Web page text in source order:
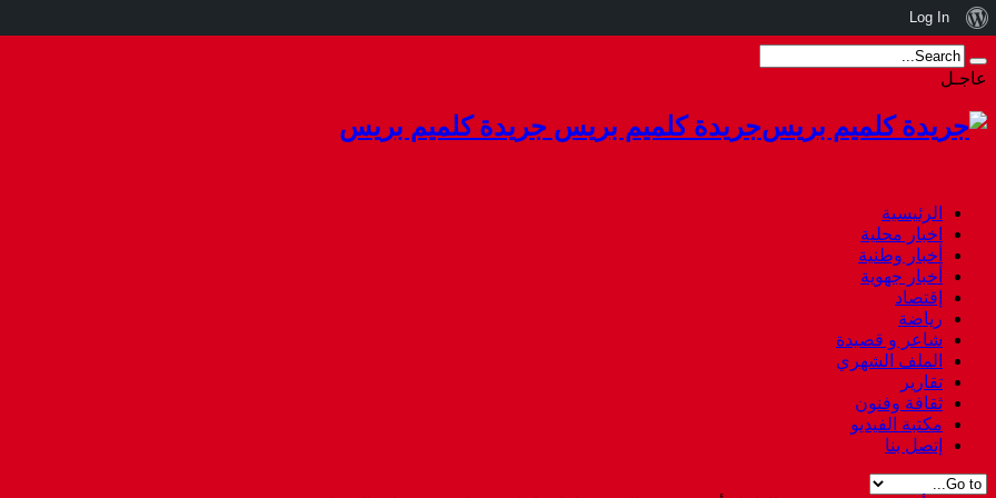
عاجـل
أزمة سبتة هل استقال أخنوش أم هرب.
الرئيسية
اخبار محلية
أخبار وطنية
أخبار جهوية
إقتصاد
رياضة
شاعر و قصيدة
الملف الشهري
تقارير
ثقافة وفنون
إتصل بنا
نبذة
عن
ووردبريس
Log In